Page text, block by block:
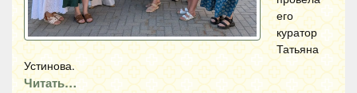
его
куратор
Татьяна
Устинова.
Читать…